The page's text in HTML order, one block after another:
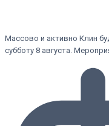
Массово и активно Клин
субботу 8 августа.